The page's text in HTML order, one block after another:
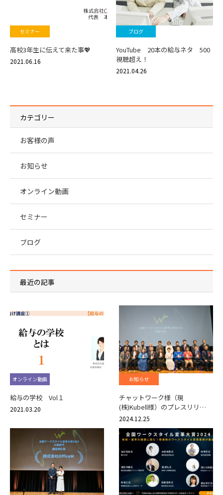
セミナー
高校3年生に伝えて来た事💖
2021.06.16
ブログ
YouTube 20本の給与ネタ 500
視聴超え！
2021.04.26
カテゴリー
お客様の声
お知らせ
オンライン動画
セミナー
ブログ
最近の記事
オンライン動画
給与の学校 Vol１
2021.03.20
お知らせ
チャットワーク様（現
(株)Kubell様）のプレスリリ…
2024.12.25